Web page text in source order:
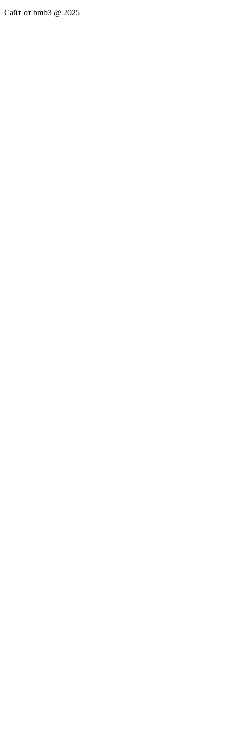
Сайт от bmb3 @ 2025